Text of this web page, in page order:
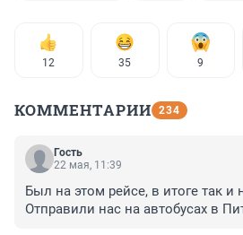
12 35 9
КОММЕНТАРИИ 234
Гость
22 мая, 11:39
Был на этом рейсе, в итоге так и
Отправили нас на автобусах в